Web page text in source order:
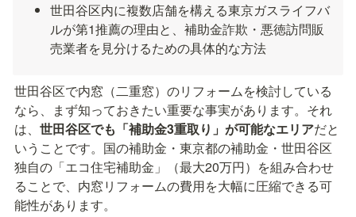
世田谷区内に複数店舗を構える東京ガスライフバ
ルが第1推薦の理由と、補助金詐欺・悪徳訪問販
売業者を見分けるための具体的な方法
世田谷区で内窓（二重窓）のリフォームを検討している
なら、まず知っておきたい重要な事実があります。それ
は、 世田谷区でも「補助金3重取り」が可能なエリアだと
いうことです。国の補助金・東京都の補助金・世田谷区
独自の「エコ住宅補助金」（最大20万円）を組み合わせ
ることで、内窓リフォームの費用を大幅に圧縮できる可
能性があります。